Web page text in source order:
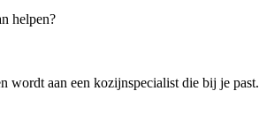
helpen?
wordt aan een kozijnspecialist die bij je past.